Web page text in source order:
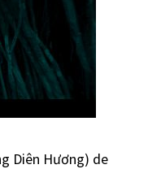
Diên Hương) de